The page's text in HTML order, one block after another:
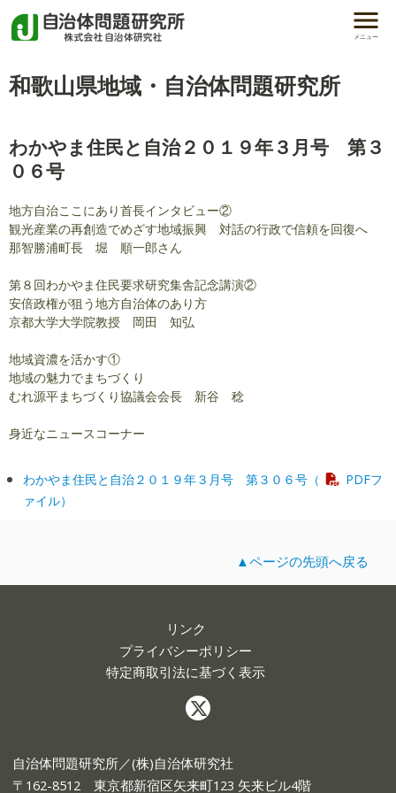
メニュー
和歌山県地域・自治体問題研究所
わかやま住民と自治２０１９年３月号 第３
０６号
地方自治ここにあり首長インタビュー②
観光産業の再創造でめざす地域振興 対話の行政で信頼を回復へ
那智勝浦町長 堀 順一郎さん
第８回わかやま住民要求研究集舎記念講演②
安倍政権が狙う地方自治体のあり方
京都大学大学院教授 岡田 知弘
地域資濃を活かす①
地域の魅力でまちづくり
むれ源平まちづくり協議会会長 新谷 稔
身近なニュースコーナー
わかやま住民と自治２０１９年３月号 第３０６号（
PDFフ
ァイル）
▲ページの先頭へ戻る
リンク
プライバシーポリシー
特定商取引法に基づく表示
自治体問題研究所／(株)自治体研究社
〒162-8512 東京都新宿区矢来町123 矢来ビル4階